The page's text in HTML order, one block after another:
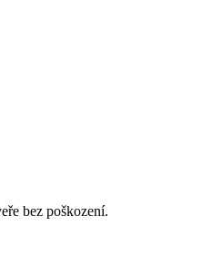
bez poškození.